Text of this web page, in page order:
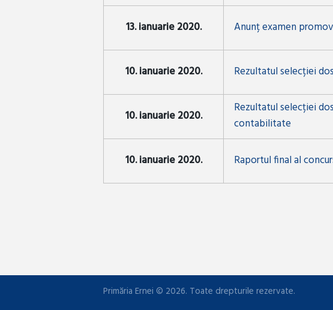
13. ianuarie 2020. Anunț examen
10. ianuarie 2020. Rezultatul selecției
10. ianuarie 2020.
Rezultatul selecției
contabilitate
10. ianuarie 2020. Raportul final al
Primăria Ernei © 2026. Toate drepturile rezervate.